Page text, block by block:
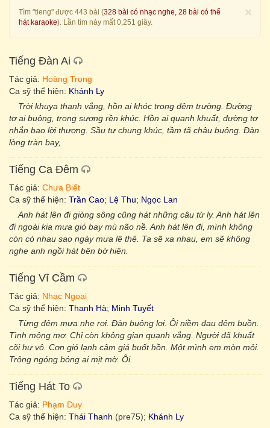
×
Tìm "tieng" được 443 bài (328 bài có nhạc nghe, 28 bài có thể
hát karaoke). Lần tìm này mất 0,251 giây.
Tiếng Đàn Ai
Tác giả: Hoàng Trọng
Ca sỹ thể hiện: Khánh Ly
Trời khuya thanh vắng, hồn ai khóc trong đêm trường. Đường
tơ ai buông, trong sương rền khúc. Hồn ai quanh khuất, đường tơ
nhắn bao lời thương. Sầu tư chung khúc, tầm tã châu buông. Đàn
lòng tràn bay,
Tiếng Ca Đêm
Tác giả: Chưa Biết
Ca sỹ thể hiện: Trần Cao; Lệ Thu; Ngọc Lan
Anh hát lên đi giòng sông cũng hát những câu từ ly. Anh hát lên
đi ngoài kia mưa gió bay mù não nề. Anh hát lên đi, mình không
còn có nhau sao ngày mưa lê thê. Ta sẽ xa nhau, em sẽ không
nghe anh ngồi hát bên bờ hiên.
Tiếng Vĩ Cầm
Tác giả: Nhạc Ngoại
Ca sỹ thể hiện: Thanh Hà; Minh Tuyết
Từng đêm mưa nhẹ rơi. Đàn buông lơi. Ôi niềm đau đêm buồn.
Tình mộng mơ. Chỉ còn không gian quạnh vắng. Người đã khuất
cõi hư vô. Cơn gió lạnh câm giá buốt hồn. Một mình em mòn mỏi.
Trông ngóng bóng ai mịt mờ. Ôi.
Tiếng Hát To
Tác giả: Phạm Duy
Ca sỹ thể hiện: Thái Thanh (pre75); Khánh Ly